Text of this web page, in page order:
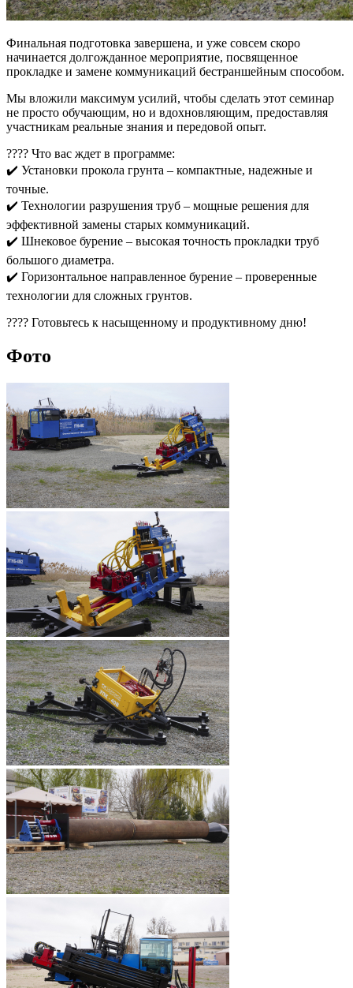
Финальная подготовка завершена, и уже совсем скоро
начинается долгожданное мероприятие, посвященное
прокладке и замене коммуникаций бестраншейным способом.
Мы вложили максимум усилий, чтобы сделать этот семинар
не просто обучающим, но и вдохновляющим, предоставляя
участникам реальные знания и передовой опыт.
???? Что вас ждет в программе:
✔️ Установки прокола грунта – компактные, надежные и
точные.
✔️ Технологии разрушения труб – мощные решения для
эффективной замены старых коммуникаций.
✔️ Шнековое бурение – высокая точность прокладки труб
большого диаметра.
✔️ Горизонтальное направленное бурение – проверенные
технологии для сложных грунтов.
???? Готовьтесь к насыщенному и продуктивному дню!
Фото